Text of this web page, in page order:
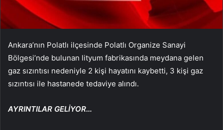
Ankara’nın Polatlı ilçesinde Polatlı Organize Sanayi
Bölgesi’nde bulunan lityum fabrikasında meydana gelen
gaz sızıntısı nedeniyle 2 kişi hayatını kaybetti, 3 kişi gaz
sızıntısı ile hastanede tedaviye alındı.
AYRINTILAR GELİYOR…